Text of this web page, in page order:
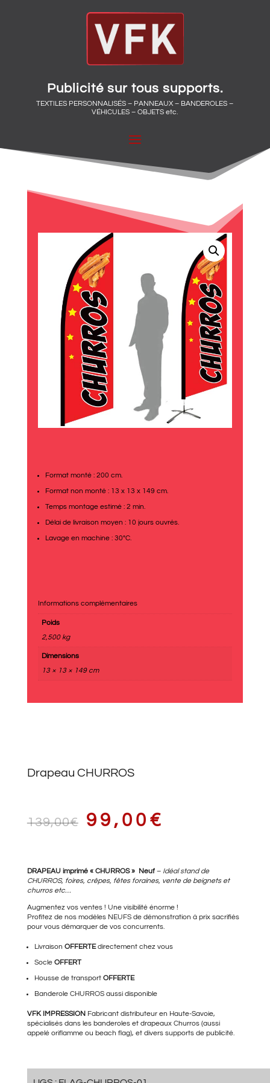
Publicité sur tous supports.
TEXTILES PERSONNALISÉS – PANNEAUX – BANDEROLES –
VÉHICULES – OBJETS etc.
Format monté : 200 cm.
Format non monté : 13 x 13 x 149 cm.
Temps montage estimé : 2 min.
Délai de livraison moyen : 10 jours ouvrés.
Lavage en machine : 30°C.
Informations complémentaires
Poids
2,500 kg
Dimensions
13 × 13 × 149 cm
Drapeau CHURROS
139,00€ LE
PRIX
INITIAL
ÉTAIT :
139,00€.
99,00 €
PRIX
ACTUEL
99,00€.
DRAPEAU imprimé « CHURROS » Neuf– Idéal stand de
CHURROS, foires, crêpes, fêtes foraines, vente de beignets et
churros etc…
Augmentez vos ventes ! Une visibilité énorme !
Profitez de nos modèles NEUFS de démonstration à prix sacrifiés
pour vous démarquer de vos concurrents.
Livraison OFFERTEdirectement chez vous
Socle OFFERT
Housse de transport OFFERTE
Banderole CHURROSaussi disponible
VFK IMPRESSION Fabricant distributeur en Haute-Savoie,
spécialisés dans les banderoles et drapeaux Churros (aussi
appelé oriflamme ou beach flag), et divers supports de publicité.